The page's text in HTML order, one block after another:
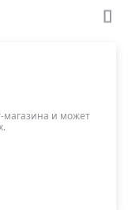
магазина и может